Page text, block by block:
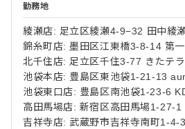
勤務地
綾瀬店: 足立区綾瀬4-9−32 田中綾
錦糸町店: 墨田区江東橋3-8-14 第
北千住店: 足立区千住3-77 きたテ
池袋本店: 豊島区東池袋1-21-13
池袋東口店: 豊島区南池袋1-23-6
高田馬場店: 新宿区高田馬場1-27-1
吉祥寺店: 武蔵野市吉祥寺南町1-4-